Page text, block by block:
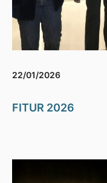
22/01/2026
FITUR 2026